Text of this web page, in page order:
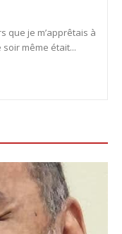
que je m’apprêtais à
même était...